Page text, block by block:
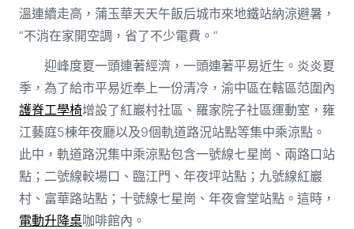
溫連續走高，蒲玉華天天午飯后城市來地鐵站納涼避暑，
“不消在家開空調，省了不少電費。”
迎峰度夏一頭連著經濟，一頭連著平易近生。炎炎夏
季，為了給市平易近奉上一份清冷，渝中區在轄區范圍內
護脊工學椅增設了紅巖村社區、羅家院子社區運動室，雍
江藝庭5棟年夜廳以及9個軌道路況站點等集中乘涼點。
此中，軌道路況集中乘涼點包含一號線七星崗、兩路口站
點；二號線較場口、臨江門、年夜坪站點；九號線紅巖
村、富華路站點；十號線七星崗、年夜會堂站點。這時，
電動升降桌咖啡館內。